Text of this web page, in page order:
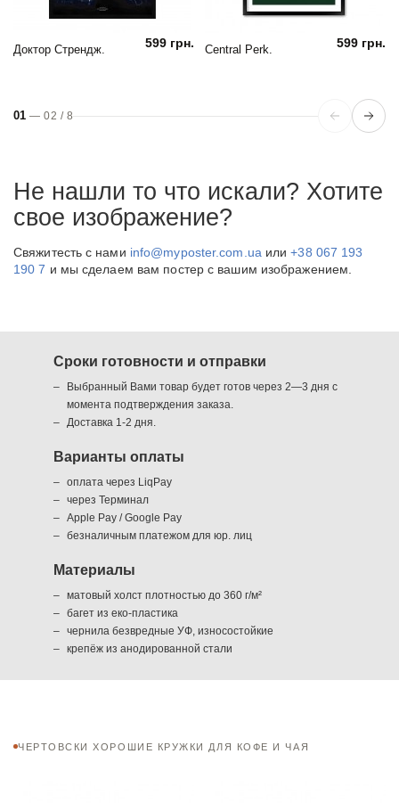
Доктор Стрендж. 599 грн. Central Perk. 599 грн.
01 —02 / 8
Не нашли то что искали? Хотите
свое изображение?
Свяжитесть с нами info@myposter.com.ua или+38 067 193
190 7 и мы сделаем вам постер с вашим изображением.
Сроки готовности и отправки
Выбранный Вами товар будет готов через 2—3 дня с
момента подтверждения заказа.
Доставка 1-2 дня.
Варианты оплаты
оплата через LiqPay
через Терминал
Apple Pay / Google Pay
безналичным платежом для юр. лиц
Материалы
матовый холст плотностью до 360 г/м²
багет из еко-пластика
чернила безвредные УФ, износостойкие
крепёж из анодированной стали
ЧЕРТОВСКИ ХОРОШИЕ КРУЖКИ ДЛЯ КОФЕ И ЧАЯ